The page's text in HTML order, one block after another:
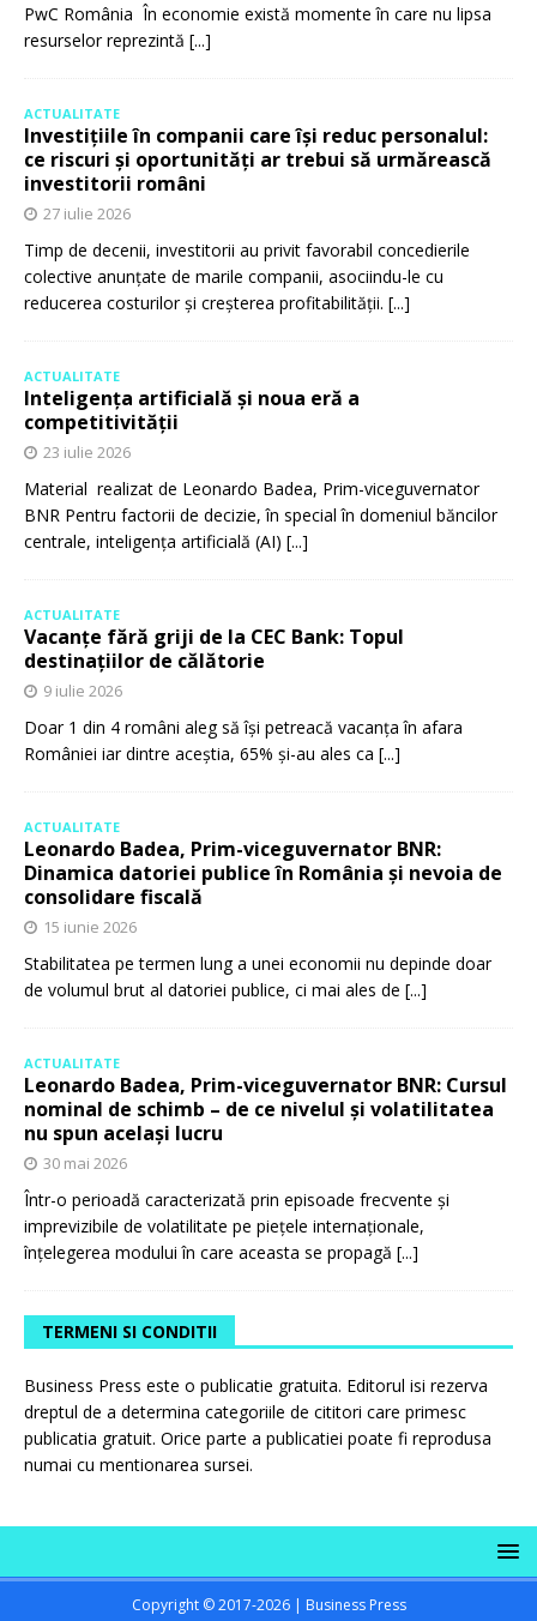
PwC România În economie există momente în care nu lipsa
resurselor reprezintă [...]
ACTUALITATE
Investițiile în companii care își reduc personalul:
ce riscuri și oportunități ar trebui să urmărească
investitorii români
27 iulie 2026
Timp de decenii, investitorii au privit favorabil concedierile
colective anunțate de marile companii, asociindu-le cu
reducerea costurilor și creșterea profitabilității. [...]
ACTUALITATE
Inteligența artificială și noua eră a
competitivității
23 iulie 2026
Material realizat de Leonardo Badea, Prim-viceguvernator
BNR Pentru factorii de decizie, în special în domeniul băncilor
centrale, inteligența artificială (AI) [...]
ACTUALITATE
Vacanțe fără griji de la CEC Bank: Topul
destinațiilor de călătorie
9 iulie 2026
Doar 1 din 4 români aleg să își petreacă vacanța în afara
României iar dintre aceștia, 65% și-au ales ca [...]
ACTUALITATE
Leonardo Badea, Prim-viceguvernator BNR:
Dinamica datoriei publice în România și nevoia de
consolidare fiscală
15 iunie 2026
Stabilitatea pe termen lung a unei economii nu depinde doar
de volumul brut al datoriei publice, ci mai ales de [...]
ACTUALITATE
Leonardo Badea, Prim-viceguvernator BNR: Cursul
nominal de schimb – de ce nivelul și volatilitatea
nu spun același lucru
30 mai 2026
Într-o perioadă caracterizată prin episoade frecvente și
imprevizibile de volatilitate pe piețele internaționale,
înțelegerea modului în care aceasta se propagă [...]
TERMENI SI CONDITII
Business Press este o publicatie gratuita. Editorul isi rezerva
dreptul de a determina categoriile de cititori care primesc
publicatia gratuit. Orice parte a publicatiei poate fi reprodusa
numai cu mentionarea sursei.
Copyright © 2017-2026 | Business Press